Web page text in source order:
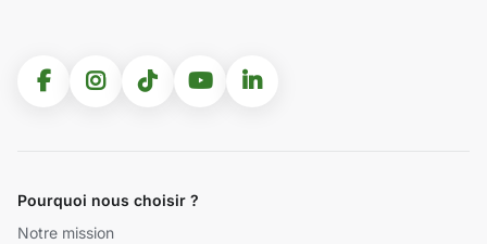
Pourquoi nous choisir ?
Notre mission